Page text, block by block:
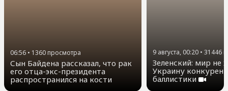
06:56 • 1360просмотра
Сын Байдена рассказал, что рак
его отца-экс-президента
распространился на кости
9 августа, 00:20 • 31446
Зеленский: мир не
Украину
баллистики